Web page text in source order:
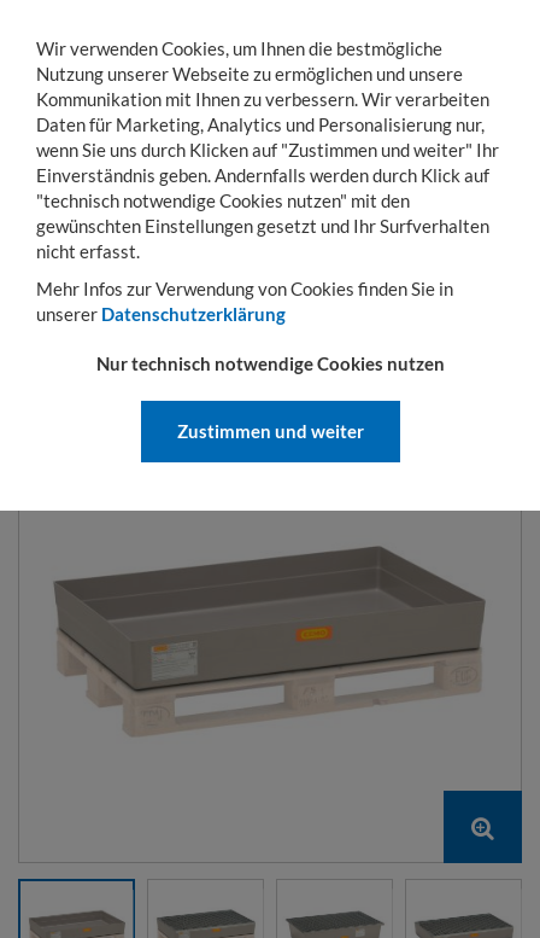
Toggle
navigation
MENÜ KONTO WARENKORB
Sie sind hier: Umwelt Auffangwannen für Gefahrgut
AUFFANGWANNEN AUS GFK
Wir verwenden Cookies, um Ihnen die bestmögliche
Nutzung unserer Webseite zu ermöglichen und unsere
Kommunikation mit Ihnen zu verbessern. Wir verarbeiten
Daten für Marketing, Analytics und Personalisierung nur,
wenn Sie uns durch Klicken auf "Zustimmen und weiter" Ihr
Einverständnis geben. Andernfalls werden durch Klick auf
"technisch notwendige Cookies nutzen" mit den
gewünschten Einstellungen gesetzt und Ihr Surfverhalten
nicht erfasst.
Mehr Infos zur Verwendung von Cookies finden Sie in
unserer Datenschutzerklärung
Nur technisch notwendige Cookies nutzen
Zustimmen und weiter